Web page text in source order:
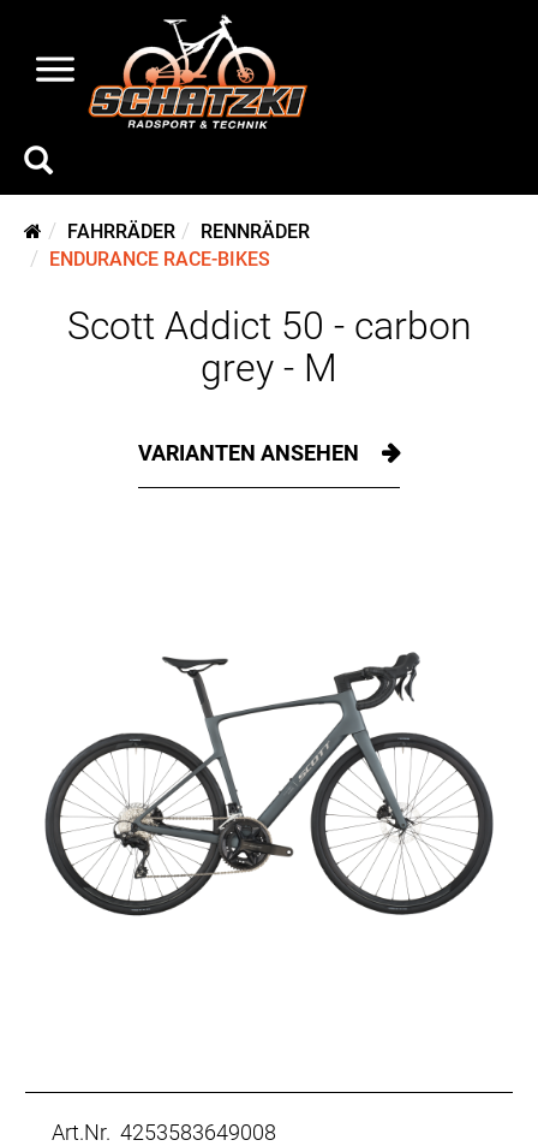
FAHRRÄDER
RENNRÄDER
ENDURANCE RACE-BIKES
Scott Addict 50 - carbon
grey - M
VARIANTEN ANSEHEN
Art.Nr. 4253583649008